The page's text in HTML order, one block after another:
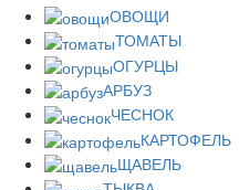
ОВОЩИ
ТОМАТЫ
ОГУРЦЫ
АРБУЗ
ЧЕСНОК
КАРТОФЕЛЬ
ЩАВЕЛЬ